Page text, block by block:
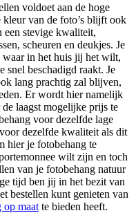
voldoet aan de hoge
van de foto’s blijft ook
een stevige kwaliteit,
scheuren en deukjes. Je
waar in het huis jij het wilt,
snel beschadigd raakt. Je
lang prachtig zal blijven,
Er wordt hier namelijk
laagst mogelijke prijs te
voor dezelfde lage
dezelfde kwaliteit als dit
hier je fotobehang te
wilt zijn en toch
van je fotobehang natuur
tijd ben jij in het bezit van
bestellen kunt genieten van
op maat te bieden heeft.